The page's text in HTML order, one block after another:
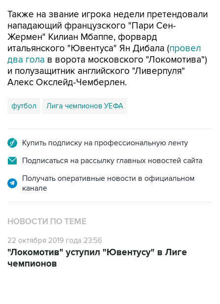
Также на звание игрока недели претендовали
нападающий французского "Пари Сен-
Жермен" Килиан Мбаппе, форвард
итальянского "Ювентуса" Ян Дибала (провел
два гола в ворота московского "Локомотива")
и полузащитник английского "Ливерпуля"
Алекс Окслейд-Чемберлен.
футбол Лига чемпионов УЕФА
Купить подписку на профессиональную ленту
Подписаться на рассылку главных новостей сайта
Получать оперативные новости в официальном
канале
НОВОСТИ ПО ТЕМЕ
22 октября 2019 года 23:56
"Локомотив" уступил "Ювентусу" в Лиге
чемпионов